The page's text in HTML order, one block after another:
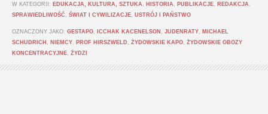
W KATEGORII: EDUKACJA, KULTURA, SZTUKA HISTORIA PUBLIKACJE REDAKCJA
SPRAWIEDLIWOŚĆ
ŚWIAT I CYWILIZACJE USTRÓJ I PAŃSTWO
OZNACZONY JAKO: GESTAPO ICCHAK KACENELSON JUDENRATY
MICHAEL
SCHUDRICH
NIEMCY PROF HIRSZWELD ŻYDOWSKIE KAPO ŻYDOWSKIE OBOZY
KONCENTRACYJNE ŻYDZI